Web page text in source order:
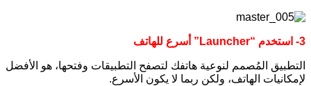
3- استخدم “Launcher” أسرع للهاتف
التطبيق المُصمم لنوعية هاتفك لتصفح التطبيقات وفتحها، هو الأفضل
لإمكانيات الهاتف، ولكن ربما لا يكون الأسرع.